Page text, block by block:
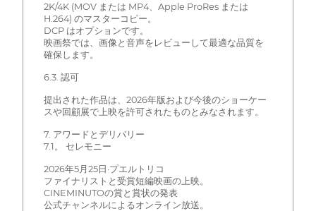
2K/4K (MOV または MP4、Apple ProRes または
H.264) のマスターコピー。
DCP はオプションです。
映画祭では、画像と音声をレビューして最適な品質を
確保します。
6.3. 認可
提出された作品は、2026年版および今後のショーケー
スや回顧展で上映を許可されたものとみなされます。
7. アワードとデリバリー
7.1。 セレモニー
2026年5月25日·プエルトリコ
ファイナリストと受賞短編映画の上映。
CINEMINUTOの賞と賞状の発表
公式チャンネルによるオンライン放送。